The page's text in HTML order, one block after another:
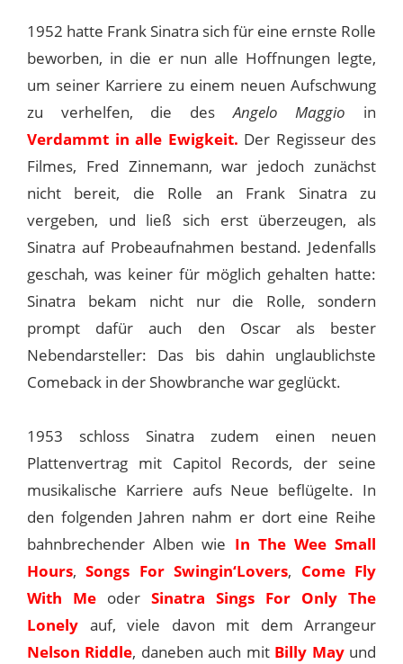
1952 hatte Frank Sinatra sich für eine ernste Rolle
beworben, in die er nun alle Hoffnungen legte,
um seiner Karriere zu einem neuen Aufschwung
zu verhelfen, die desAngelo Maggio in
Verdammt in alle Ewigkeit. Der Regisseur des
Filmes, Fred Zinnemann, war jedoch zunächst
nicht bereit, die Rolle an Frank Sinatra zu
vergeben, und ließ sich erst überzeugen, als
Sinatra auf Probeaufnahmen bestand. Jedenfalls
geschah, was keiner für möglich gehalten hatte:
Sinatra bekam nicht nur die Rolle, sondern
prompt dafür auch den Oscar als bester
Nebendarsteller: Das bis dahin unglaublichste
Comeback in der Showbranche war geglückt.
1953 schloss Sinatra zudem einen neuen
Plattenvertrag mit Capitol Records, der seine
musikalische Karriere aufs Neue beflügelte. In
den folgenden Jahren nahm er dort eine Reihe
bahnbrechender Alben wie In The Wee Small
Hours,Songs For Swingin‘Lovers, Come Fly
With Me oder Sinatra Sings For Only The
Lonely auf, viele davon mit dem Arrangeur
Nelson Riddle, daneben auch mit Billy Mayund